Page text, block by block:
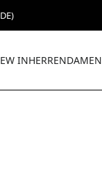
INHERRENDAMEN